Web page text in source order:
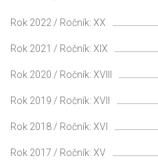
Rok 2022 / Ročník: XX
Rok 2021 / Ročník: XIX
Rok 2020 / Ročník: XVIII
Rok 2019 / Ročník: XVII
Rok 2018 / Ročník: XVI
Rok 2017 / Ročník: XV